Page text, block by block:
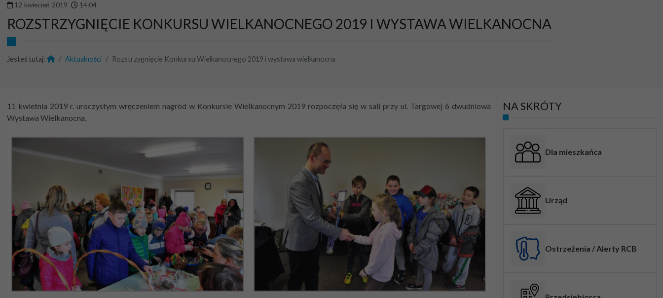
12 kwiecień 2019 14:04
ROZSTRZYGNIĘCIE KONKURSU WIELKANOCNEGO 2019 I WYSTAWA WIELKANOCNA
Jesteś tutaj: Aktualności Rozstrzygnięcie Konkursu Wielkanocnego 2019 i wystawa wielkanocna
11 kwietnia 2019 r. uroczystym wręczeniem nagród w Konkursie Wielkanocnym 2019 rozpoczęła się w sali przy ul. Targowej 6 dwudniowa
Wystawa Wielkanocna.
NA SKRÓTY
Dla mieszkańca
Urząd
Ostrzeżenia / Alerty RCB